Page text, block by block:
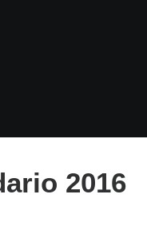
2016